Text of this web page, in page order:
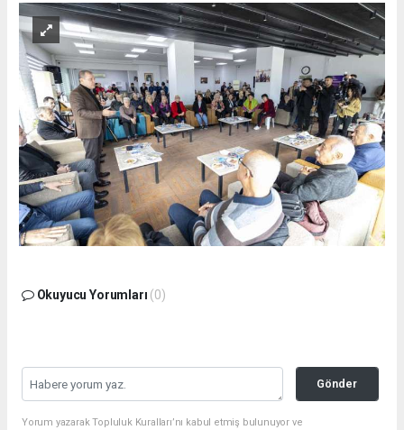
Okuyucu Yorumları (0)
Gönder
Yorum yazarak Topluluk Kuralları’nı kabul etmiş bulunuyor ve